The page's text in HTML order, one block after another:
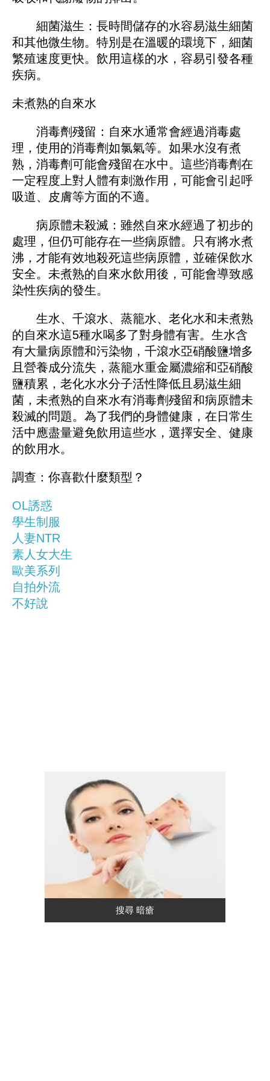
細菌滋生：長時間儲存的水容易滋生細菌
和其他微生物。特別是在溫暖的環境下，細菌
繁殖速度更快。飲用這樣的水，容易引發各種
疾病。
未煮熟的自來水
消毒劑殘留：自來水通常會經過消毒處
理，使用的消毒劑如氯氣等。如果水沒有煮
熟，消毒劑可能會殘留在水中。這些消毒劑在
一定程度上對人體有刺激作用，可能會引起呼
吸道、皮膚等方面的不適。
病原體未殺滅：雖然自來水經過了初步的
處理，但仍可能存在一些病原體。只有將水煮
沸，才能有效地殺死這些病原體，並確保飲水
安全。未煮熟的自來水飲用後，可能會導致感
染性疾病的發生。
生水、千滾水、蒸籠水、老化水和未煮熟
的自來水這5種水喝多了對身體有害。生水含
有大量病原體和污染物，千滾水亞硝酸鹽增多
且營養成分流失，蒸籠水重金屬濃縮和亞硝酸
鹽積累，老化水水分子活性降低且易滋生細
菌，未煮熟的自來水有消毒劑殘留和病原體未
殺滅的問題。為了我們的身體健康，在日常生
活中應盡量避免飲用這些水，選擇安全、健康
的飲用水。
調查：你喜歡什麼類型？
OL誘惑
學生制服
人妻NTR
素人女大生
歐美系列
自拍外流
不好說